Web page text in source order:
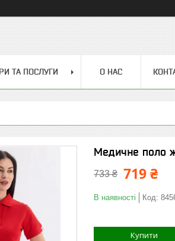
ТА ПОСЛУГИ О НАС
Медичне поло
733 ₴ 719 ₴
В наявності Код:
Купити